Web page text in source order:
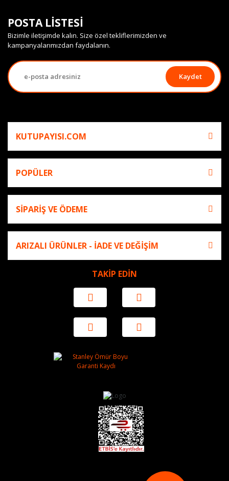
POSTA LİSTESİ
Bizimle iletişimde kalın. Size özel tekliflerimizden ve
kampanyalarımızdan faydalanın.
Kaydet
KUTUPAYISI.COM
POPÜLER
SİPARİŞ VE ÖDEME
ARIZALI ÜRÜNLER - İADE VE DEĞİŞİM
TAKİP EDİN